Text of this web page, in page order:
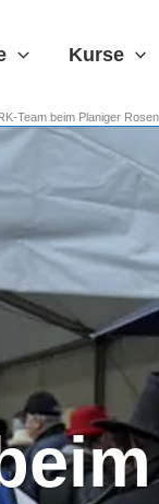
Kurse
Team beim Planiger